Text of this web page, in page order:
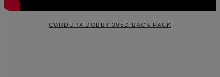
CORDURA DOBBY 305D BACK PACK